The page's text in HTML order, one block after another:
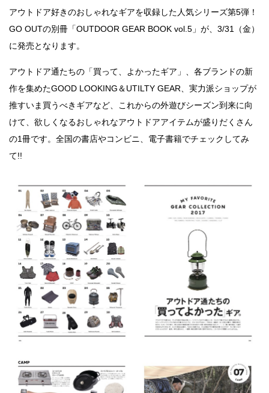
アウトドア好きのおしゃれなギアを収録した人気シリーズ第5弾！
GO OUTの別冊「OUTDOOR GEAR BOOK vol.5」が、3/31（金）
に発売となります。
アウトドア通たちの「買って、よかったギア」、各ブランドの新
作を集めたGOOD LOOKING＆UTILTY GEAR、実力派ショップが
推すいま買うべきギアなど、これからの外遊びシーズン到来に向
けて、欲しくなるおしゃれなアウトドアアイテムが盛りだくさん
の1冊です。全国の書店やコンビニ、電子書籍でチェックしてみ
て!!